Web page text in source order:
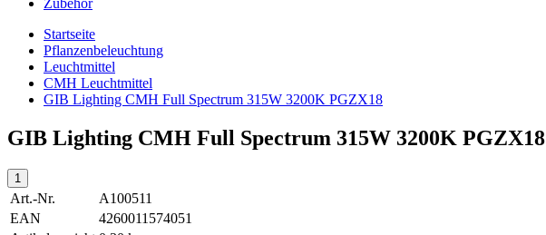
Zubehör
Startseite
Pflanzenbeleuchtung
Leuchtmittel
CMH Leuchtmittel
GIB Lighting CMH Full Spectrum 315W 3200K PGZX18
GIB Lighting CMH Full Spectrum 315W 3200K PGZX18
Art.-Nr.
A100511
EAN
4260011574051